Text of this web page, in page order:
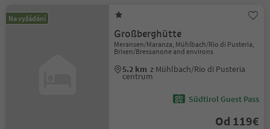
Na vyžádání
Großberghütte
Meransen/Maranza, Mühlbach/Rio di Pusteria,
Brixen/Bressanone and environs
5.2 km z Mühlbach/Rio di Pusteria
centrum
Südtirol Guest Pass
Od 119€